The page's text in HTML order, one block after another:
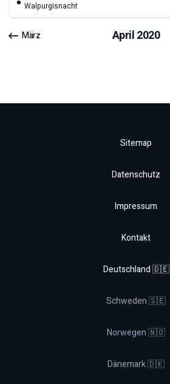
Walpurgisnacht
März April2020
Sitemap
Datenschutz
Impressum
Kontakt
Deutschland 🇩🇪
Schweden 🇸🇪
Norwegen 🇳🇴
Dänemark 🇩🇰